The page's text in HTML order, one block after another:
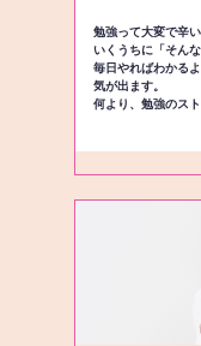
勉強って大変で辛
いくうちに「そん
毎日やればわかる
気が出ます。
何より、勉強のス